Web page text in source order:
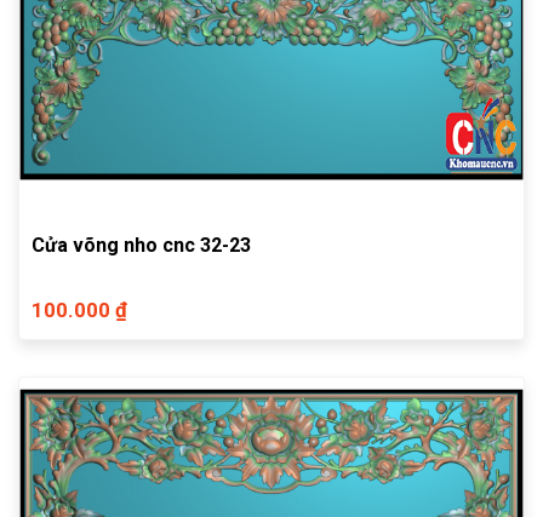
Cửa võng nho cnc 32-23
100.000 ₫